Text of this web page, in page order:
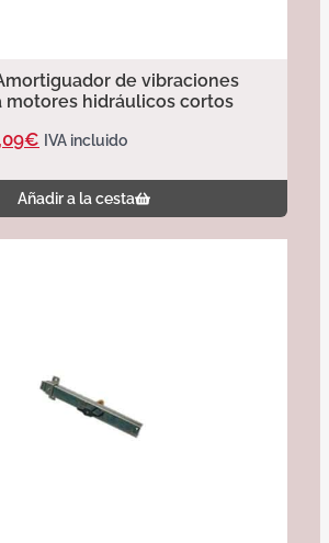
de vibraciones
motores hidráulicos cortos
€ IVA incluido
Añadir a la cesta